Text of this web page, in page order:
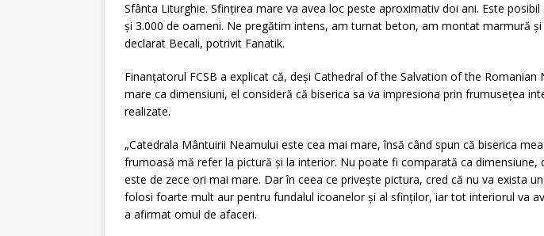
Sfânta Liturghie. Sfințirea mare va avea loc peste aproximativ doi ani. Este
și 3.000 de oameni. Ne pregătim intens, am turnat beton, am montat marmură și
declarat Becali, potrivit Fanatik.
Finanțatorul FCSB a explicat că, deși Cathedral of the Salvation of the
mare ca dimensiuni, el consideră că biserica sa va impresiona prin frumusețea
realizate.
„Catedrala Mântuirii Neamului este cea mai mare, însă când spun că biserica
frumoasă mă refer la pictură și la interior. Nu poate fi comparată ca dimensiune,
este de zece ori mai mare. Dar în ceea ce privește pictura, cred că nu va exista
folosi foarte mult aur pentru fundalul icoanelor și al sfinților, iar tot interiorul va
a afirmat omul de afaceri.